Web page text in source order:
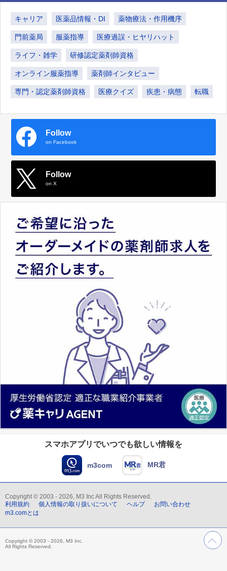
キャリア 医薬品情報・DI 薬物療法・作用機序
門前薬局 服薬指導 医療過誤・ヒヤリハット
ライフ・雑学 研修認定薬剤師資格
オンライン服薬指導 薬剤師インタビュー
専門・認定薬剤師資格 医療クイズ 疾患・病態 転職
Follow
on Facebook
Follow
on X
スマホアプリでいつでも欲しい情報を
m3com MR君
Copyright © 2003 - 2026, M3 Inc All Rights Reserved.
利用規約
個人情報の取り扱いについて ヘルプ
お問い合わせ
m3.comとは
Copyright © 2003 - 2026, M3 Inc.
All Rights Reserved.